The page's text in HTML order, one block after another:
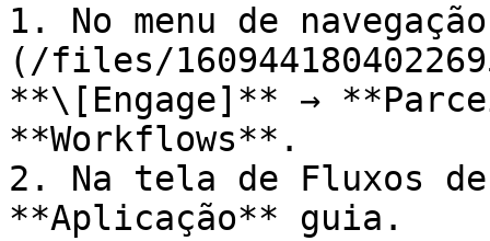
1. No menu de
(/files/
**\[Engage]** →
**Workflows**.
2. Na tela de Fluxos
**Aplicação** guia.